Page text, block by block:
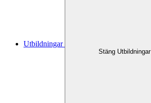
Utbildningar
Stäng Utbildningar